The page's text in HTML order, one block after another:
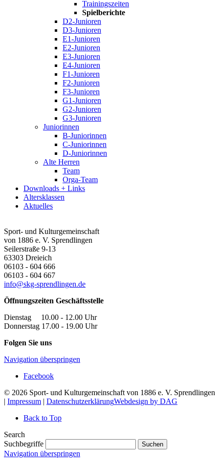
Trainingszeiten
Spielberichte
D2-Junioren
D3-Junioren
E1-Junioren
E2-Junioren
E3-Junioren
E4-Junioren
F1-Junioren
F2-Junioren
F3-Junioren
G1-Junioren
G2-Junioren
G3-Junioren
Juniorinnen
B-Juniorinnen
C-Juniorinnen
D-Juniorinnen
Alte Herren
Team
Orga-Team
Downloads + Links
Altersklassen
Aktuelles
Sport- und Kulturgemeinschaft
von 1886 e. V. Sprendlingen
Seilerstraße 9-13
63303 Dreieich
06103 - 604 666
06103 - 604 667
info@skg-sprendlingen.de
Öffnungszeiten Geschäftsstelle
Dienstag 10.00 - 12.00 Uhr
Donnerstag 17.00 - 19.00 Uhr
Folgen Sie uns
Navigation überspringen
Facebook
© 2026 Sport- und Kulturgemeinschaft von 1886 e. V. Sprendlingen
| Impressum | DatenschutzerklärungWebdesign by DAG
Back to Top
Search
Suchbegriffe
Suchen
Navigation überspringen